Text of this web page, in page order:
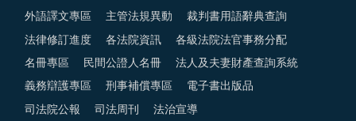
外語譯文專區 主管法規異動 裁判書用語辭典查詢
法律修訂進度 各法院資訊 各級法院法官事務分配
名冊專區 民間公證人名冊 法人及夫妻財產查詢系統
義務辯護專區 刑事補償專區 電子書出版品
司法院公報 司法周刊 法治宣導